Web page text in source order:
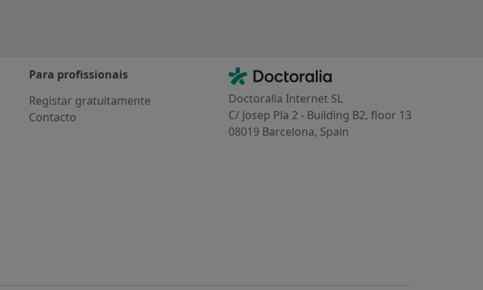
Para profissionais
Registar gratuitamente
Contacto
Contacto
Doctoralia - Homepage
Doctoralia Internet SL
C/ Josep Pla 2 - Building B2, floor 13
08019 Barcelona, Spain